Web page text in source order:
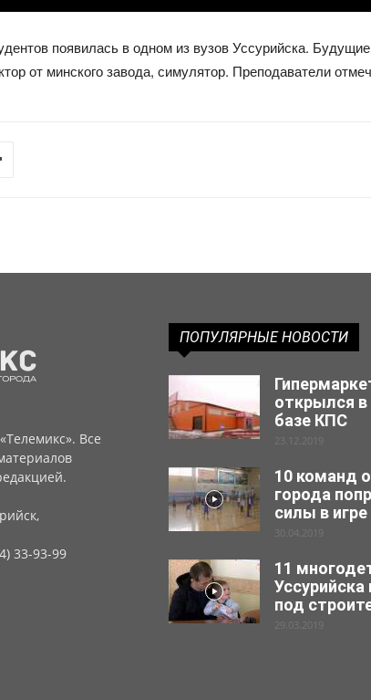
появилась в одном из вузов Уссурийска.
от минского завода, симулятор. Преподаватели
Все
33-93-99
ПОПУЛЯРНЫЕ НОВОСТИ
открылся в
базе КПС
23.12.2019
10 команд
города
силы в
30.04.2019
11
под
29.03.2019